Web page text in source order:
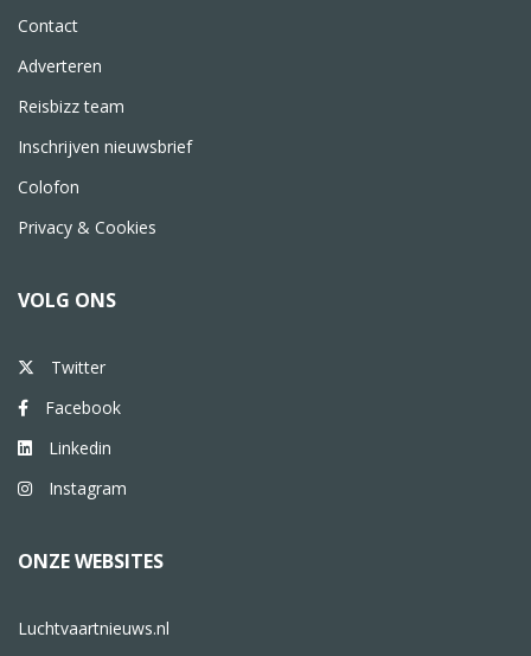
Contact
Adverteren
Reisbizz team
Inschrijven nieuwsbrief
Colofon
Privacy & Cookies
VOLG ONS
Twitter
Facebook
Linkedin
Instagram
ONZE WEBSITES
Luchtvaartnieuws.nl